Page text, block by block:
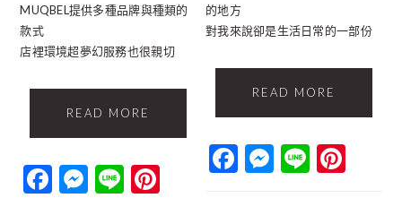
MUQBEL提供多種品牌與種類的
款式
店裡環境超夢幻服務也很親切
READ MORE
Facebook
Messenger
Line Pinterest
的地方
對我來說卻是生活日常的一部份
READ MORE
Facebook
Messenger
Line